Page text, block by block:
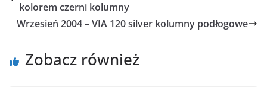
kolorem czerni kolumny
Wrzesień 2004 – VIA 120 silver kolumny podłogowe
Zobacz również